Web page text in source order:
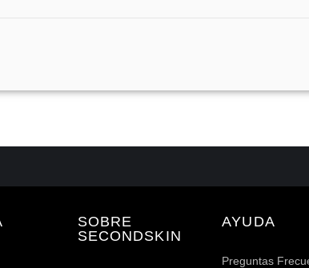
SOBRE
SECONDSKIN
AYUDA
Preguntas